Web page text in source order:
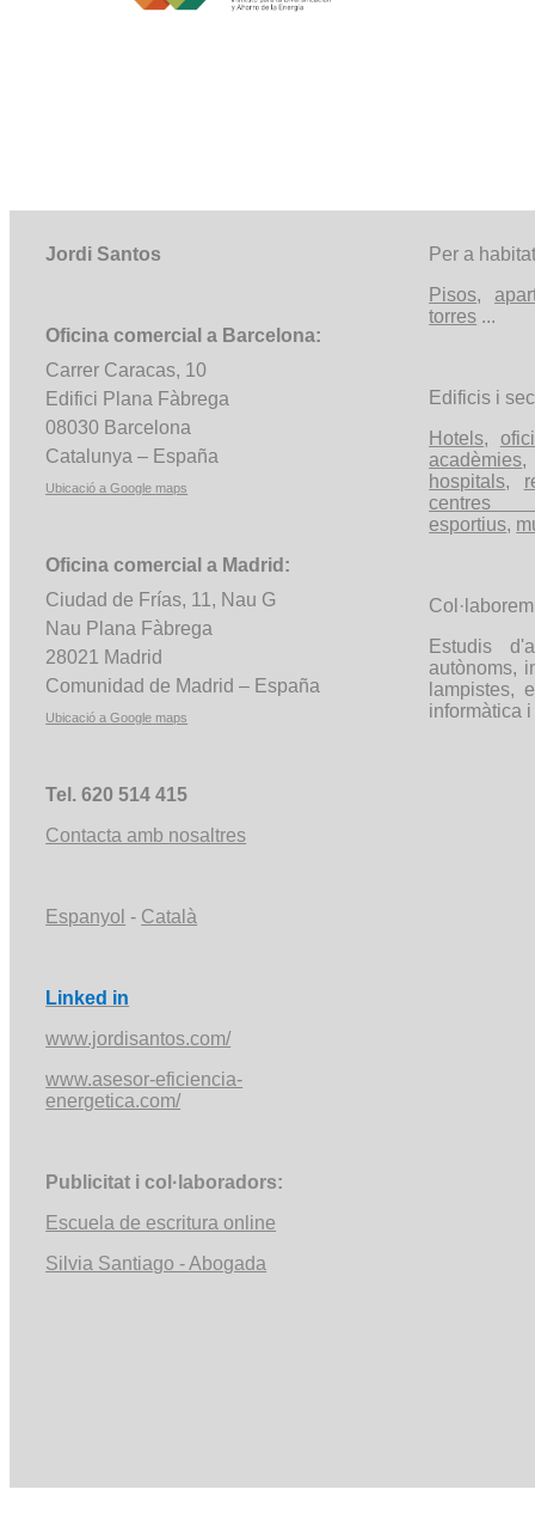
Jordi Santos
Oficina comercial a Barcelona:
Carrer Caracas, 10
Edifici Plana Fàbrega
08030 Barcelona
Catalunya – España
Ubicació aGoogle maps
Oficina comercial a Madrid:
Ciudad de Frías, 11, Nau G
Nau Plana Fàbrega
28021 Madrid
Comunidad de Madrid – España
Ubicació aGoogle maps
Tel. 620 514 415
Contacta amb nosaltres
Espanyol - Català
Linked in
www.jordisantos.com/
www.asesor-eficiencia-
energetica.com/
Publicitat icol·laboradors:
Escuela de escritura online
Silvia Santiago -Abogada
Per a
Pisos,
torres ...
Edificis i
Hotels,
acadèmies
hospitals,
centres
esportius,
Estudis
autònoms,
lampistes,
informàtica